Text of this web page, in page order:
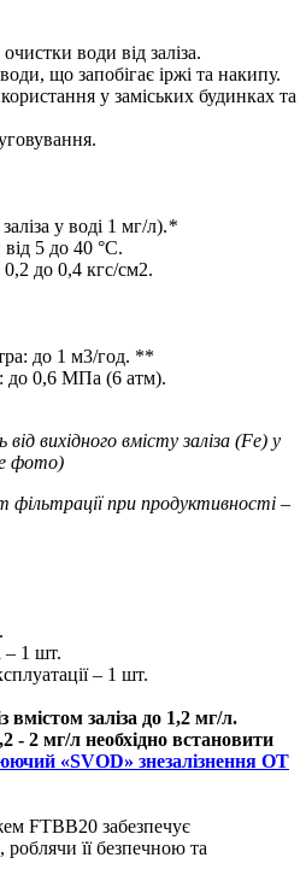
води від заліза.
що запобігає іржі та накипу.
у заміських будинках та
у воді 1 мг/л).*
5 до 40 °С.
до 0,4 кгс/см2.
до 1 м3/год. **
до 0,6 МПа (6 атм).
вихідного вмісту заліза (Fe) у
фото)
при продуктивності –
– 1 шт.
– 1 шт.
вмістом заліза до 1,2 мг/л.
- 2 мг/л необхідно встановити
«SVOD» знезалізнення ОТ
FTBB20 забезпечує
її безпечною та